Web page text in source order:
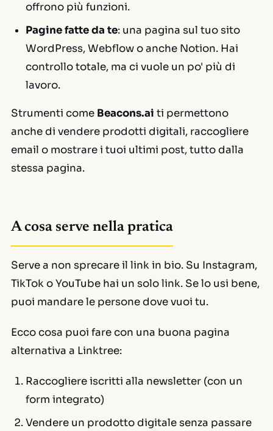
offrono più funzioni.
Pagine fatte da te: una pagina sul tuo sito
WordPress, Webflow o anche Notion. Hai
controllo totale, ma ci vuole un po' più di
lavoro.
Strumenti come Beacons.ai ti permettono
anche di vendere prodotti digitali, raccogliere
email o mostrare i tuoi ultimi post, tutto dalla
stessa pagina.
A cosa serve nella pratica
Serve a non sprecare il link in bio. Su Instagram,
TikTok o YouTube hai un solo link. Se lo usi bene,
puoi mandare le persone dove vuoi tu.
Ecco cosa puoi fare con una buona pagina
alternativa a Linktree:
Raccogliere iscritti alla newsletter (con un
form integrato)
Vendere un prodotto digitale senza passare